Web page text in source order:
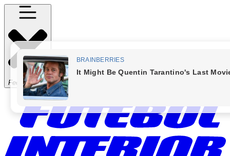
Fechar Menu